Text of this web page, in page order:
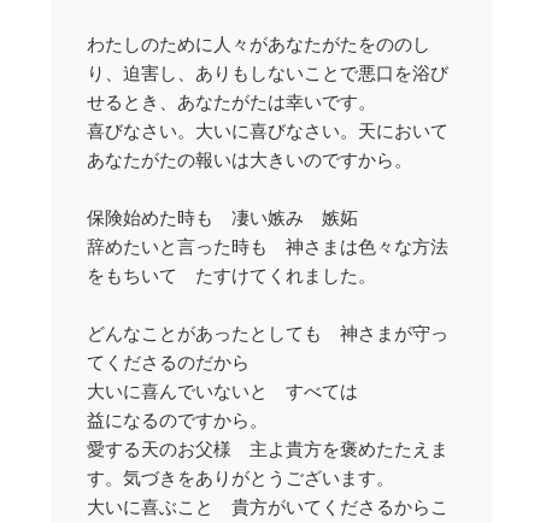
わたしのために人々があなたがたをののし
り、迫害し、ありもしないことで悪口を浴び
せるとき、あなたがたは幸いです。
喜びなさい。大いに喜びなさい。天において
あなたがたの報いは大きいのですから。
保険始めた時も 凄い嫉み 嫉妬
辞めたいと言った時も 神さまは色々な方法
をもちいて たすけてくれました。
どんなことがあったとしても 神さまが守っ
てくださるのだから
大いに喜んでいないと すべては
益になるのですから。
愛する天のお父様 主よ貴方を褒めたたえま
す。気づきをありがとうございます。
大いに喜ぶこと 貴方がいてくださるからこ